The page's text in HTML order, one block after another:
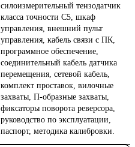
силоизмерительный тензодатчик
класса точности С5, шкаф
управления, внешний пульт
управления, кабель связи с ПК,
программное обеспечение,
соединительный кабель датчика
перемещения, сетевой кабель,
комплект проставок, вилочные
захваты, П-образные захваты,
фиксаторы поворота реверсора,
руководство по эксплуатации,
паспорт, методика калибровки.